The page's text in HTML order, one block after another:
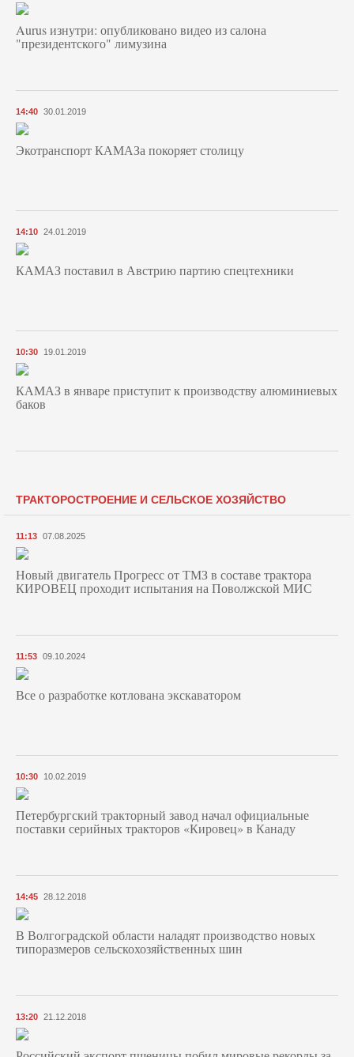
Aurus изнутри: опубликовано видео из салона
"президентского" лимузина
14:40 30.01.2019
Экотранспорт КАМАЗа покоряет столицу
14:10 24.01.2019
КАМАЗ поставил в Австрию партию спецтехники
10:30 19.01.2019
КАМАЗ в январе приступит к производству алюминиевых
баков
ТРАКТОРОСТРОЕНИЕ И СЕЛЬСКОЕ ХОЗЯЙСТВО
11:13 07.08.2025
Новый двигатель Прогресс от ТМЗ в составе трактора
КИРОВЕЦ проходит испытания на Поволжской МИС
11:53 09.10.2024
Все о разработке котлована экскаватором
10:30 10.02.2019
Петербургский тракторный завод начал официальные
поставки серийных тракторов «Кировец» в Канаду
14:45 28.12.2018
В Волгоградской области наладят производство новых
типоразмеров сельскохозяйственных шин
13:20 21.12.2018